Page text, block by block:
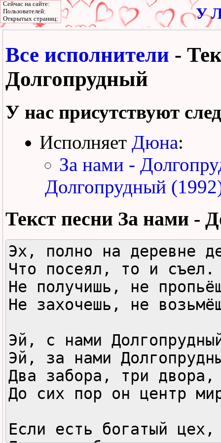
У
Все исполнители -
Долгопрудный
У нас присутствуют
Исполняет Дюна:
За нами -
Долгопрудный
Текст песни За нами -
Эх, полно на деревне
Что посеял, то и съел.
Не получишь, не
Не захочешь, не
Эй, с нами
Эй, за нами
Два забора, три двора,
До сих пор он центр
Если есть богатый цех,
Сейчас на сайте:
Пользователей:
Открытых страниц: